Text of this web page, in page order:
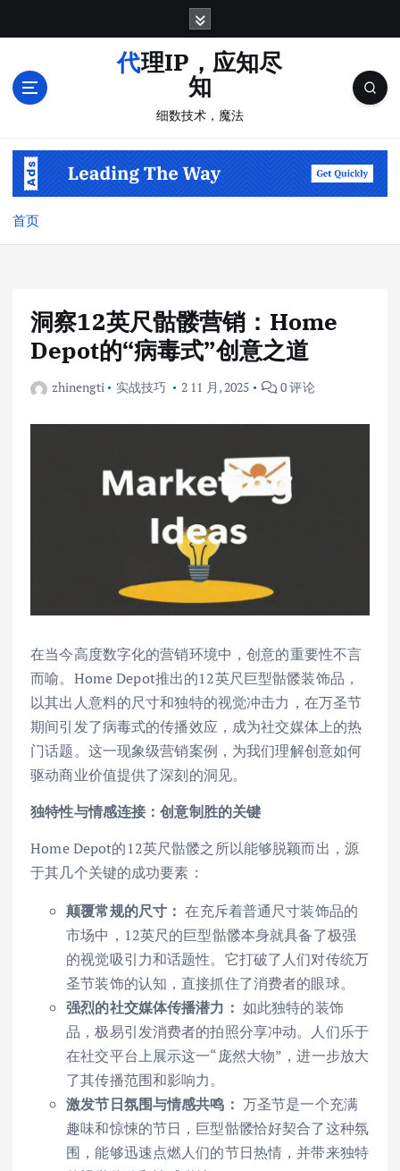
代理IP，应知尽
知
细数技术，魔法
首页
洞察12英尺骷髅营销：Home
Depot的“病毒式”创意之道
zhinengti 实战技巧 2 11 月, 2025 0 评论
在当今高度数字化的营销环境中，创意的重要性不言
而喻。Home Depot推出的12英尺巨型骷髅装饰品，
以其出人意料的尺寸和独特的视觉冲击力，在万圣节
期间引发了病毒式的传播效应，成为社交媒体上的热
门话题。这一现象级营销案例，为我们理解创意如何
驱动商业价值提供了深刻的洞见。
独特性与情感连接：创意制胜的关键
Home Depot的12英尺骷髅之所以能够脱颖而出，源
于其几个关键的成功要素：
颠覆常规的尺寸： 在充斥着普通尺寸装饰品的
市场中，12英尺的巨型骷髅本身就具备了极强
的视觉吸引力和话题性。它打破了人们对传统万
圣节装饰的认知，直接抓住了消费者的眼球。
强烈的社交媒体传播潜力： 如此独特的装饰
品，极易引发消费者的拍照分享冲动。人们乐于
在社交平台上展示这一“庞然大物”，进一步放大
了其传播范围和影响力。
激发节日氛围与情感共鸣： 万圣节是一个充满
趣味和惊悚的节日，巨型骷髅恰好契合了这种氛
围，能够迅速点燃人们的节日热情，并带来独特